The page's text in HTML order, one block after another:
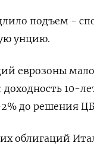
подъем -
унцию.
еврозоны
10-
до решения
облигаций